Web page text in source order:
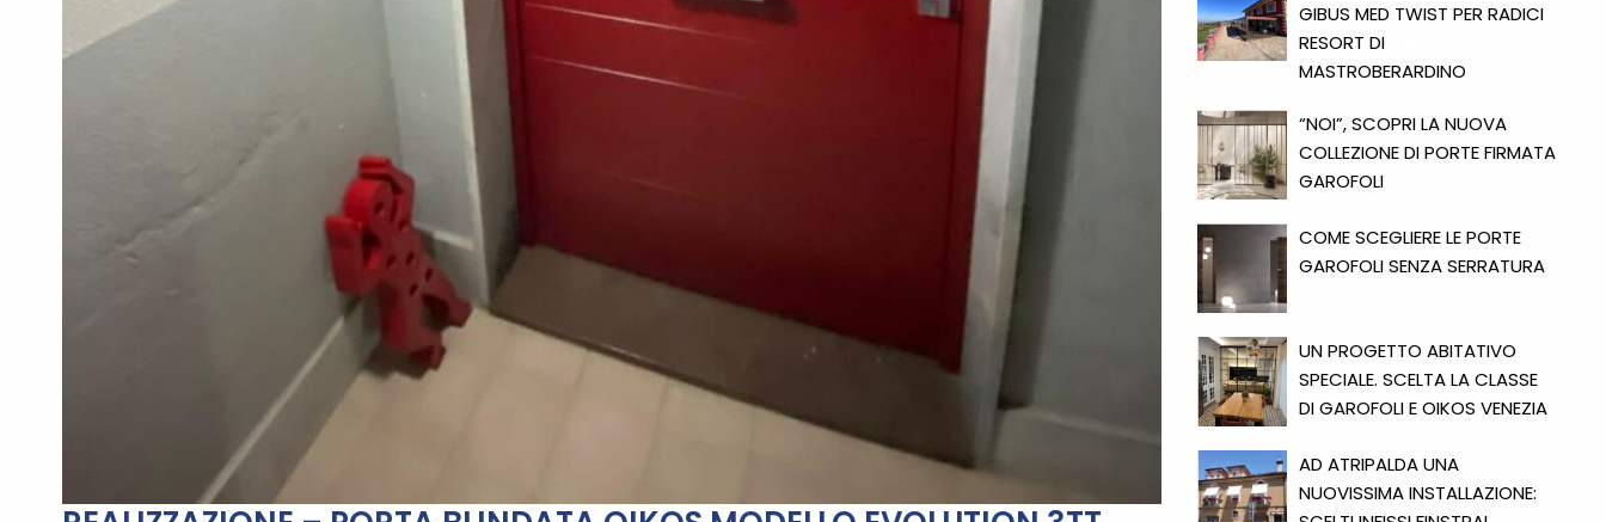
GIBUS MED TWIST PER RADICI
RESORT DI
MASTROBERARDINO
“NOI”, SCOPRI LA NUOVA
COLLEZIONE DI PORTE FIRMATA
GAROFOLI
COME SCEGLIERE LE PORTE
GAROFOLI SENZA SERRATURA
UN PROGETTO ABITATIVO
SPECIALE. SCELTA LA CLASSE
DI GAROFOLI E OIKOS VENEZIA
AD ATRIPALDA UNA
NUOVISSIMA INSTALLAZIONE: